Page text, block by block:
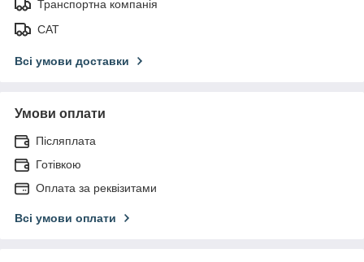
Транспортна компанія
САТ
Всі умови доставки
Умови оплати
Післяплата
Готівкою
Оплата за реквізитами
Всі умови оплати